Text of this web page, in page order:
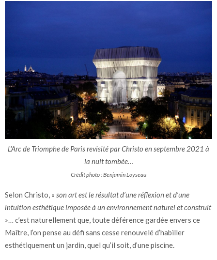
L'Arc de Triomphe de Paris revisité par Christo en septembre 2021 à
la nuit tombée…
Crédit photo : Benjamin Loyseau
Selon Christo, « son art est le résultat d’une réflexion et d’une
intuition esthétique imposée à un environnement naturel et construit
»… c’est naturellement que, toute déférence gardée envers ce
Maître, l’on pense au défi sans cesse renouvelé d’habiller
esthétiquement un jardin, quel qu’il soit, d’une piscine.